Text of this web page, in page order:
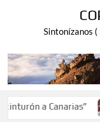
Sintonízanos
a Canarias”